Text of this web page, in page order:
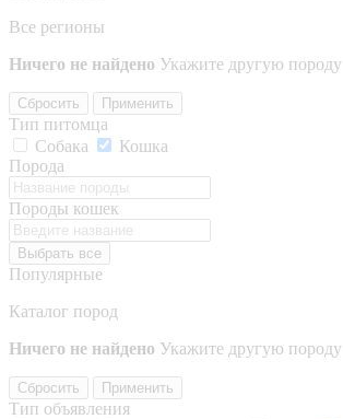
Все регионы
Ничего не найдено Укажите другую породу
Сбросить Применить
Тип питомца
Собака
Кошка
Порода
Породы кошек
Выбрать все
Популярные
Каталог пород
Ничего не найдено Укажите другую породу
Сбросить Применить
Тип объявления